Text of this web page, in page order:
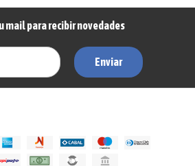
mail para recibir novedades
Enviar